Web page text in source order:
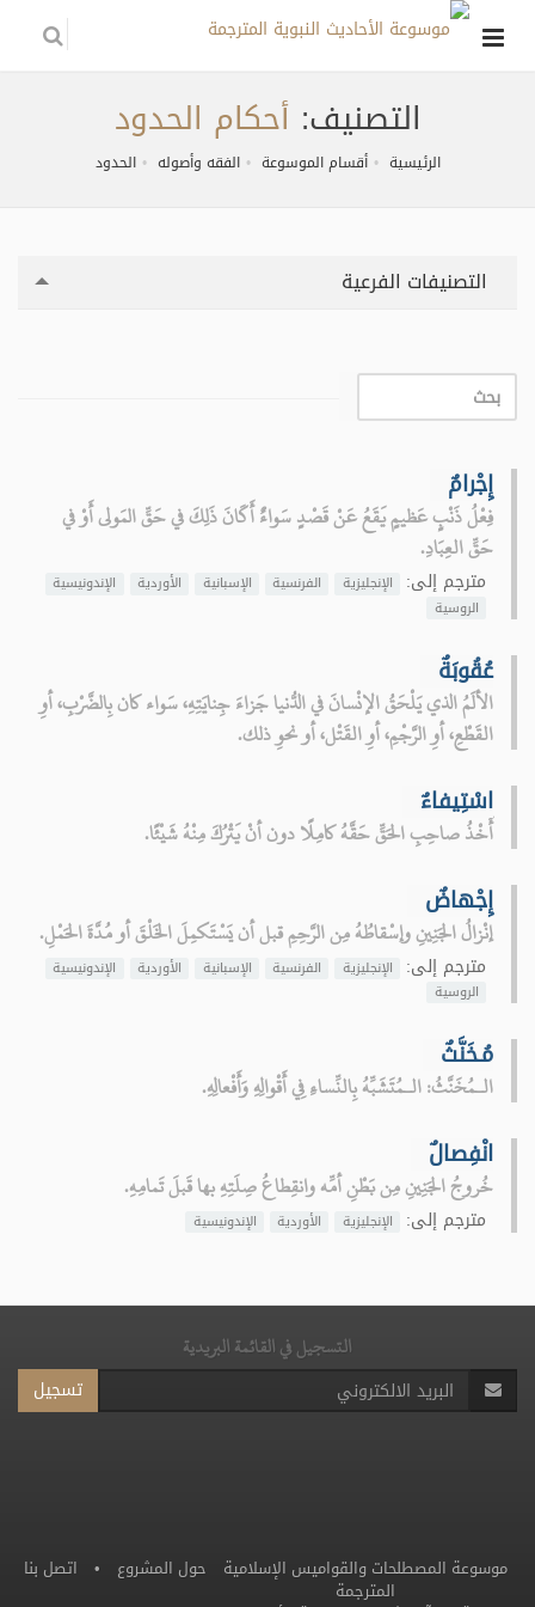
التصنيف: أحكام الحدود
الرئيسية أقسام الموسوعة الفقه وأصوله الحدود
التصنيفات الفرعية
إِجْرامٌ
فِعْلُ ذَنْبٍ عَظيمٍ يَقَعُ عَنْ قَصْدٍ سَواءٌ أَكَانَ ذَلِكَ في حَقِّ المَولى أَوْ في
حَقِّ العِبَادِ.
مترجم إلى: الإنجليزية الفرنسية الإسبانية الأوردية
الإندونيسية
الروسية
عُقُوبَةٌ
الألَمُ الذي يَلْحَقُ الإنْسانَ في الدُّنيا جَزاءَ جِنايَتِهِ، سَواء كان بِالضَّرْبِ، أوِ
القَطْعِ، أوِ الرَّجْمِ، أوِ القَتْل، أو نحوِ ذلك.
اسْتِيفاءٌ
أَخْذُ صاحِبِ الحَقِّ حَقَّهُ كامِلًا دون أنْ يَتْرُكَ مِنْهُ شَيْئًا.
إِجْهاضٌ
إنْزالُ الجَنِينِ وإسْقاطُهُ مِن الرَّحِمِ قبل أن يَسْتَكمِلَ الخَلْقَ أو مُدَّةَ الحَمْلِ.
مترجم إلى: الإنجليزية الفرنسية الإسبانية الأوردية
الإندونيسية
الروسية
مُـخَنَّثٌ
الـمُخَنَّثُ: الـمُتَشَبِّهُ بِالنِّساءِ فِي أَقْوالِهِ وَأَفْعالِهِ.
انْفِصالٌ
خُروجُ الجَنِينِ مِن بَطْنِ أمِّه وانقِطاعُ صِلَتِهِ بها قَبلَ تَمامِهِ.
مترجم إلى: الإنجليزية الأوردية الإندونيسية
التسجيل في القائمة البريدية
تسجيل
حول المشروع • اتصل بنا موسوعة المصطلحات والقواميس الإسلامية
المترجمة